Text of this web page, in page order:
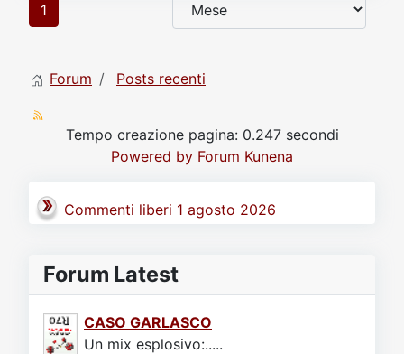
Vecchio Sito
1
Forum Posts recenti
Tempo creazione pagina: 0.247 secondi
Powered by Forum Kunena
Commenti liberi 1 agosto 2026
Forum Latest
CASO GARLASCO
Un mix esplosivo:.....